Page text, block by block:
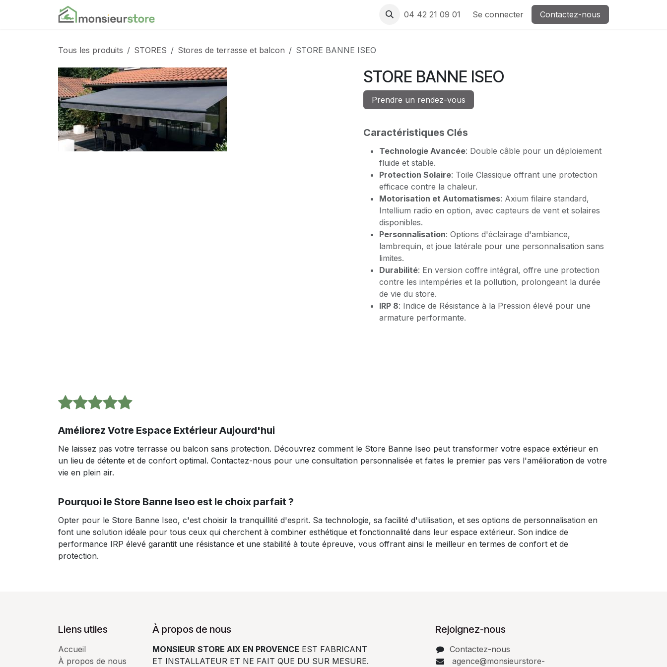
Se rendre au contenu
Assistance04 42 21 09 01 Se connecter Contactez-nous
Tous les produits STORES Stores de terrasse et balcon STORE BANNE ISEO
STORE BANNE ISEO
Prendre un rendez-vous
Caractéristiques Clés
Technologie Avancée: Double câble pour un déploiement
fluide et stable.
Protection Solaire: Toile Classique offrant une protection
efficace contre la chaleur.
Motorisation et Automatismes: Axium filaire standard,
Intellium radio en option, avec capteurs de vent et solaires
disponibles.
Personnalisation: Options d'éclairage d'ambiance,
lambrequin, et joue latérale pour une personnalisation sans
limites.
Durabilité: En version coffre intégral, offre une protection
contre les intempéries et la pollution, prolongeant la durée
de vie du store.
IRP 8: Indice de Résistance à la Pression élevé pour une
armature performante.
Améliorez Votre Espace Extérieur Aujourd'hui
Ne laissez pas votre terrasse ou balcon sans protection. Découvrez comment le Store Banne Iseo peut transformer votre espace extérieur en
un lieu de détente et de confort optimal. Contactez-nous pour une consultation personnalisée et faites le premier pas vers l'amélioration de votre
vie en plein air.
Pourquoi le Store Banne Iseo est le choix parfait ?
Opter pour le Store Banne Iseo, c'est choisir la tranquillité d'esprit. Sa technologie, sa facilité d'utilisation, et ses options de personnalisation en
font une solution idéale pour tous ceux qui cherchent à combiner esthétique et fonctionnalité dans leur espace extérieur. Son indice de
performance IRP élevé garantit une résistance et une stabilité à toute épreuve, vous offrant ainsi le meilleur en termes de confort et de
protection.
Liens utiles
Accueil
À propos de nous
À propos de nous
MONSIEUR STORE AIX EN PROVENCE EST FABRICANT
ET INSTALLATEUR ET NE FAIT QUE DU SUR MESURE.
Rejoignez-nous
Contactez-nous
agence@monsieurstore-